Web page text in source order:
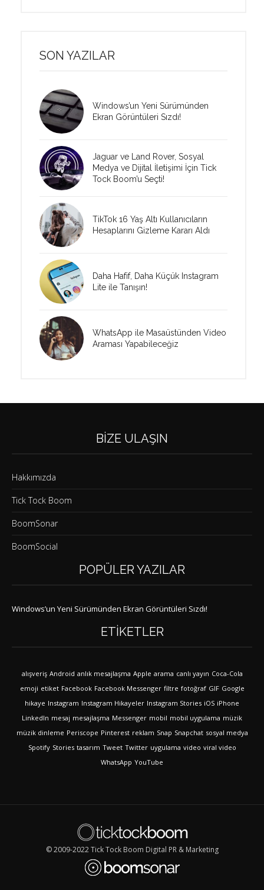
SON YAZILAR
Windows’un Yeni Sürümünden
Ekran Görüntüleri Sızdı!
Jaguar ve Land Rover, Sosyal
Medya ve Dijital İletişimi İçin Tick
Tock Boom’u Seçti!
TikTok 16 Yaş Altı Kullanıcıların
Hesaplarını Gizleme Kararı Aldı
Daha Hafif, Daha Küçük Instagram
Lite ile Tanışın!
WhatsApp ile Masaüstünden Video
Araması Yapabileceğiz
BIZE ULAŞIN
Hakkımızda
Tick Tock Boom
BoomSonar
BoomSocial
POPÜLER YAZILAR
Windows’un Yeni Sürümünden Ekran Görüntüleri Sızdı!
ETIKETLER
alışveriş Android anlık mesajlaşma Apple arama canlı yayın Coca-Cola
emoji etiket Facebook Facebook Messenger filtre fotoğraf GIF Google
hikaye Instagram Instagram Hikayeler Instagram Stories iOS iPhone
LinkedIn mesaj mesajlaşma Messenger mobil mobil uygulama müzik
müzik dinleme Periscope Pinterest reklam Snap Snapchat sosyal medya
Spotify Stories tasarım Tweet Twitter uygulama video viral video
WhatsApp YouTube
© 2009-2022 Tick Tock Boom Digital PR & Marketing